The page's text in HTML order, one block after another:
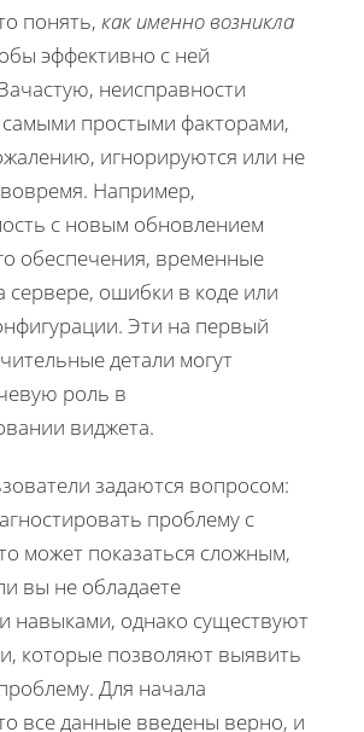
понять, как именно возникла
эффективно с ней
неисправности
простыми факторами,
игнорируются или не
Например,
с новым обновлением
обеспечения, временные
сервере, ошибки в коде или
Эти на первый
детали могут
роль в
виджета.
задаются вопросом:
проблему с
может показаться сложным,
вы не обладаете
навыками, однако существуют
которые позволяют выявить
Для начала
все данные введены верно, и